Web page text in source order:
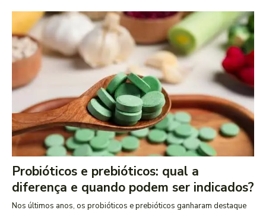
Probióticos e prebióticos: qual a
diferença e quando podem ser indicados?
Nos últimos anos, os probióticos e prebióticos ganharam destaque